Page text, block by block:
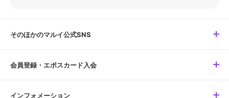
そのほかのマルイ公式SNS
会員登録・エポスカード入会
インフォメーション